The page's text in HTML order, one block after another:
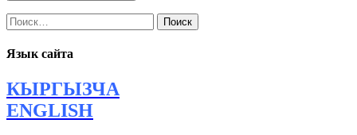
Найти:
Язык сайта
КЫРГЫЗЧА
ENGLISH